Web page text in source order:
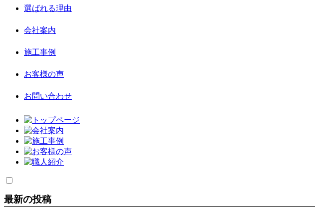
選ばれる理由
会社案内
施工事例
お客様の声
お問い合わせ
最新の投稿